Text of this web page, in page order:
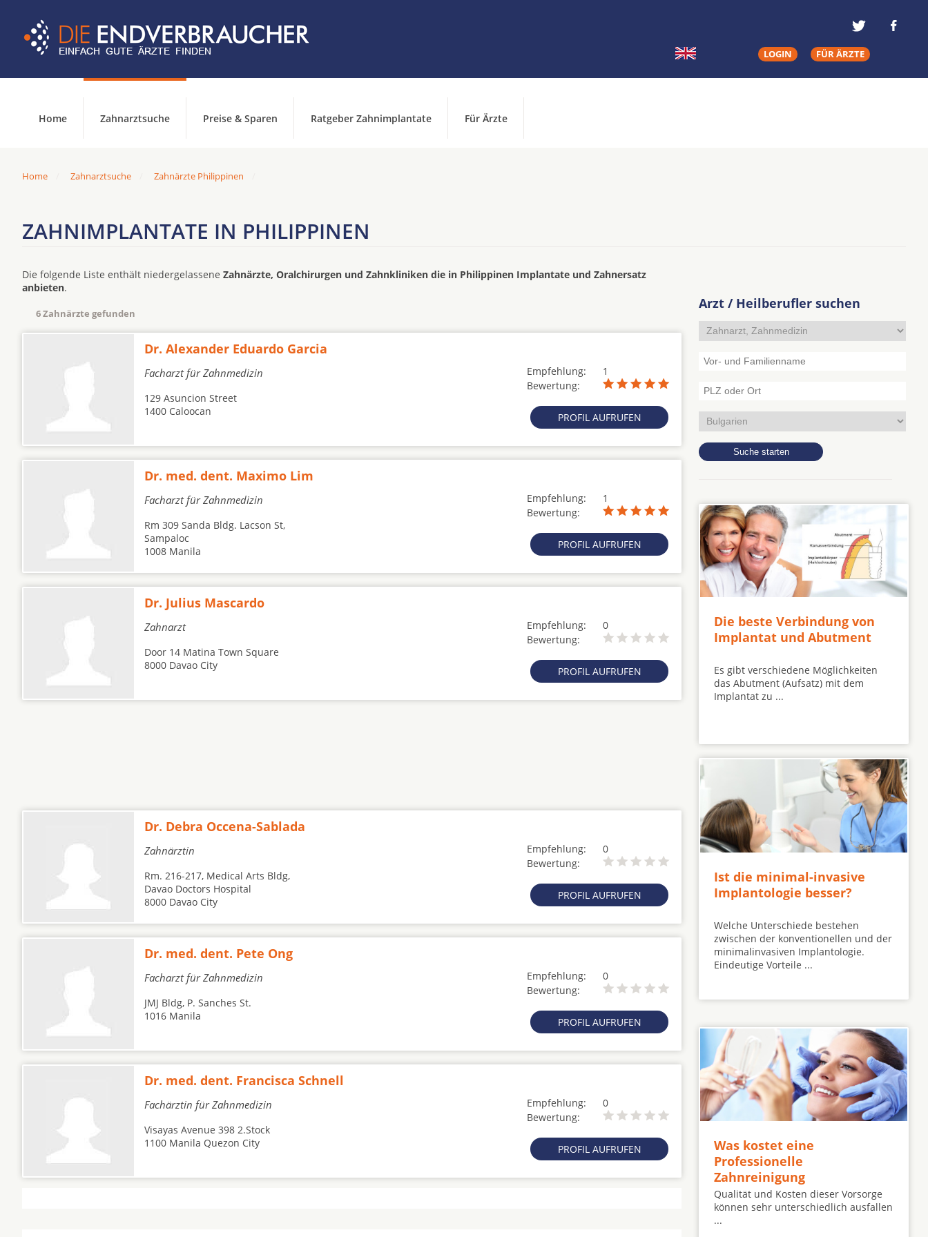
LOGIN FÜR ÄRZTE
Home Zahnarztsuche Preise & Sparen Ratgeber Zahnimplantate Für Ärzte
Home Zahnarztsuche Zahnärzte Philippinen
ZAHNIMPLANTATE IN PHILIPPINEN
Die folgende Liste enthält niedergelassene Zahnärzte, Oralchirurgen und Zahnkliniken die in Philippinen Implantate und Zahnersatz
anbieten.
6 Zahnärzte gefunden
Dr. Alexander Eduardo Garcia
Facharzt für Zahnmedizin Empfehlung:
1
Bewertung:
PROFIL AUFRUFEN
129 Asuncion Street
1400 Caloocan
Dr. med. dent. Maximo Lim
Facharzt für Zahnmedizin Empfehlung:
1
Bewertung:
PROFIL AUFRUFEN
Rm 309 Sanda Bldg. Lacson St,
Sampaloc
1008 Manila
Dr. Julius Mascardo
Zahnarzt Empfehlung:
0
Bewertung:
PROFIL AUFRUFEN
Door 14 Matina Town Square
8000 Davao City
Dr. Debra Occena-Sablada
Zahnärztin Empfehlung:
0
Bewertung:
PROFIL AUFRUFEN
Rm. 216-217, Medical Arts Bldg,
Davao Doctors Hospital
8000 Davao City
Dr. med. dent. Pete Ong
Facharzt für Zahnmedizin Empfehlung:
0
Bewertung:
PROFIL AUFRUFEN
JMJ Bldg, P. Sanches St.
1016 Manila
Dr. med. dent. Francisca Schnell
Fachärztin für Zahnmedizin Empfehlung:
0
Bewertung:
PROFIL AUFRUFEN
Visayas Avenue 398 2.Stock
1100 Manila Quezon City
Arzt / Heilberufler suchen
Die beste Verbindung von
Implantat und Abutment
Es gibt verschiedene Möglichkeiten
das Abutment (Aufsatz) mit dem
Implantat zu ...
Ist die minimal-invasive
Implantologie besser?
Welche Unterschiede bestehen
zwischen der konventionellen und der
minimalinvasiven Implantologie.
Eindeutige Vorteile ...
Was kostet eine
Professionelle
Zahnreinigung
Qualität und Kosten dieser Vorsorge
können sehr unterschiedlich ausfallen
...